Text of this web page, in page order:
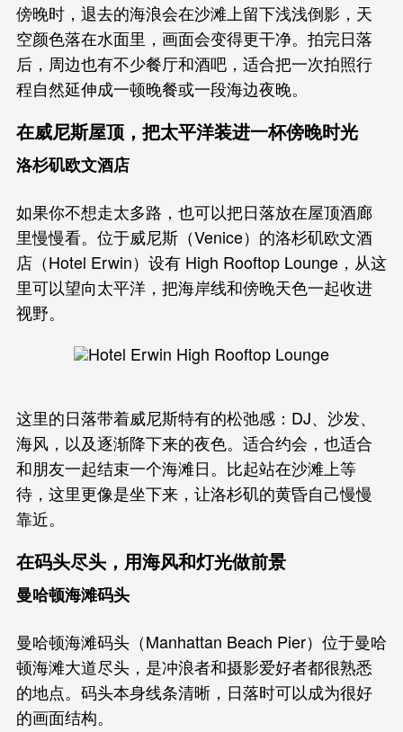
傍晚时，退去的海浪会在沙滩上留下浅浅倒影，天
空颜色落在水面里，画面会变得更干净。拍完日落
后，周边也有不少餐厅和酒吧，适合把一次拍照行
程自然延伸成一顿晚餐或一段海边夜晚。
在威尼斯屋顶，把太平洋装进一杯傍晚时光
洛杉矶欧文酒店
如果你不想走太多路，也可以把日落放在屋顶酒廊
里慢慢看。位于威尼斯（Venice）的洛杉矶欧文酒
店（Hotel Erwin）设有 High Rooftop Lounge，从这
里可以望向太平洋，把海岸线和傍晚天色一起收进
视野。
这里的日落带着威尼斯特有的松弛感：DJ、沙发、
海风，以及逐渐降下来的夜色。适合约会，也适合
和朋友一起结束一个海滩日。比起站在沙滩上等
待，这里更像是坐下来，让洛杉矶的黄昏自己慢慢
靠近。
在码头尽头，用海风和灯光做前景
曼哈顿海滩码头
曼哈顿海滩码头（Manhattan Beach Pier）位于曼哈
顿海滩大道尽头，是冲浪者和摄影爱好者都很熟悉
的地点。码头本身线条清晰，日落时可以成为很好
的画面结构。